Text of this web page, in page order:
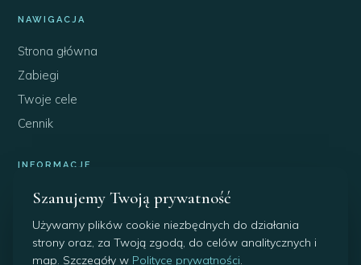
NAWIGACJA
Strona główna
Zabiegi
Twoje cele
Cennik
INFORMACJE
O nas
Blog
Promocje
Szanujemy Twoją prywatność
Używamy plików cookie niezbędnych do działania
strony oraz, za Twoją zgodą, do celów analitycznych i
map. Szczegóły w Polityce prywatności.